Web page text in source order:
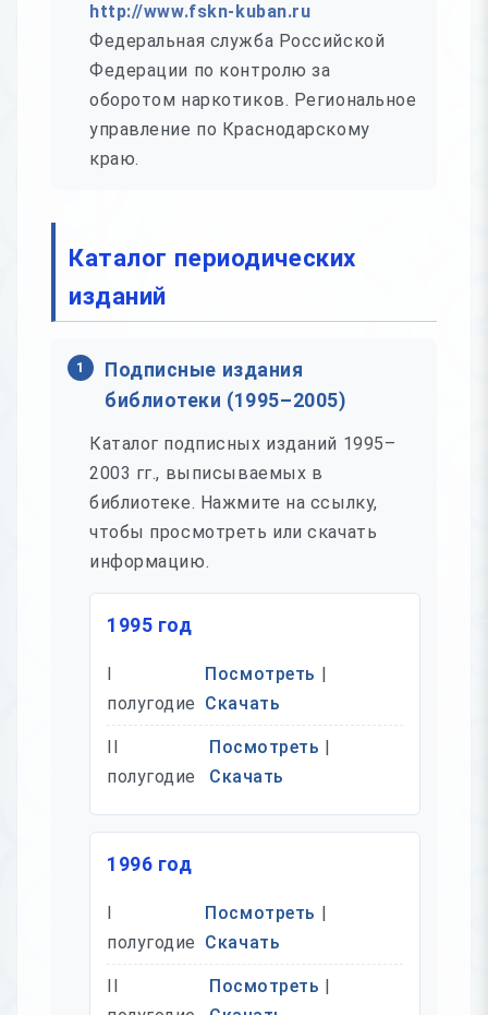
http://www.fskn-kuban.ru
Федеральная служба Российской
Федерации по контролю за
оборотом наркотиков. Региональное
управление по Краснодарскому
краю.
Каталог периодических
изданий
1
Подписные издания
библиотеки (1995–2005)
Каталог подписных изданий 1995–
2003 гг., выписываемых в
библиотеке. Нажмите на ссылку,
чтобы просмотреть или скачать
информацию.
1995 год
I
полугодие
Посмотреть |
Скачать
II
полугодие
Посмотреть |
Скачать
1996 год
I
полугодие
Посмотреть |
Скачать
II
Посмотреть |